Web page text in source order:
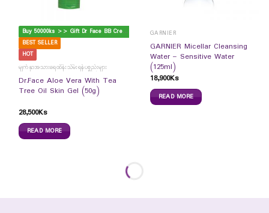
B
uy 50000ks >> Gift Dr Face BB Cream
BEST SELLER
HOT
မျက်နှာအသားရေထိန်းသိမ်းရန်ပစ္စည်းများ
Dr.Face Aloe Vera With Tea
Tree Oil Skin Gel (50g)
28,500Ks
READ MORE
GARNIER
GARNIER Micellar Cleansing
Water – Sensitive Water
(125ml)
18,900Ks
READ MORE